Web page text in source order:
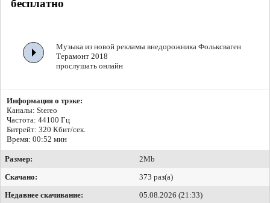
бесплатно
Музыка из новой рекламы внедорожника Фольксваген
Терамонт 2018
прослушать онлайн
Информация о трэке:
Каналы: Stereo
Частота: 44100 Гц
Битрейт: 320 Кбит/сек.
Время: 00:52 мин
Размер:
2Mb
Скачано:
373 раз(а)
Недавнее скачивание:
05.08.2026 (21:33)